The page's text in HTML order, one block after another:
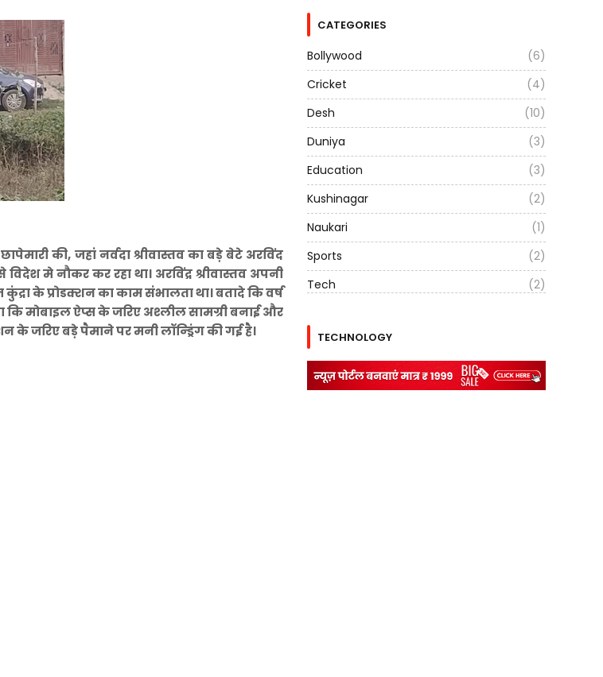
की, जहां नर्वदा श्रीवास्तव का बड़े बेटे अरविंद
मे नौकर कर रहा था। अरविंद्र श्रीवास्तव अपनी
कुंद्रा के प्रोडक्शन का काम संभालता था। बतादे कि वर्ष
कि मोबाइल ऐप्स के जरिए अश्लील सामग्री बनाई और
के जरिए बड़े पैमाने पर मनी लॉन्ड्रिंग की गई है।
CATEGORIES
Bollywood
(6)
Cricket
(4)
Desh
(10)
Duniya
(3)
Education
(3)
Kushinagar
(2)
Naukari
(1)
Sports
(2)
Tech
(2)
TECHNOLOGY